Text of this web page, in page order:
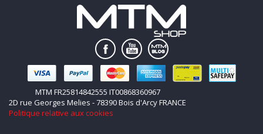
MTM FR25814842555 IT00868360967
2D rue Georges Melies - 78390 Bois d'Arcy FRANCE
Politique relative aux cookies